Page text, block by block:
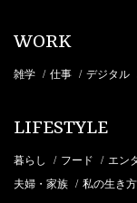
WORK
雑学 / 仕事 / デジタル
LIFESTYLE
暮らし / フード / エン
夫婦・家族 / 私の生き方